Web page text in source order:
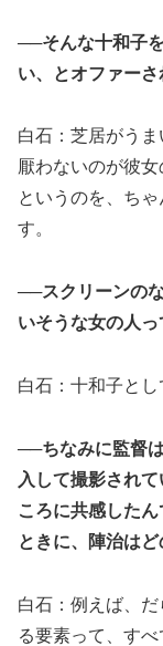
──そんな十和子
い、とオファーさ
白石：芝居がう
厭わないのが彼
というのを、ち
す。
──スクリーンの
いそうな女の人っ
白石：十和子とし
──ちなみに監督
入して撮影され
ころに共感した
ときに、陣治は
白石：例えば、
る要素って、す